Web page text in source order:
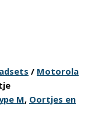
/ Motorola
M, Oortjes en